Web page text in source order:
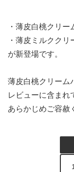
・薄皮白桃クリー
・薄皮ミルククリ
が新登場です。
薄皮白桃クリーム
レビューに含まれ
あらかじめご容赦